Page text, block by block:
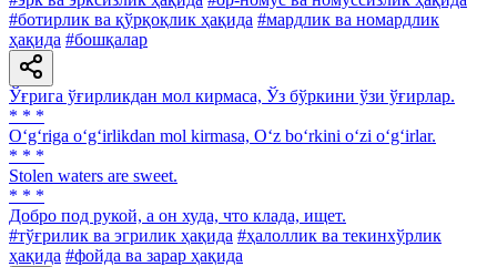
#ботирлик ва қўрқоқлик ҳақида #мардлик ва номардлик
ҳақида #бошқалар
Ўғрига ўғирликдан мол кирмаса, Ўз бўркини ўзи ўғирлар.
* * *
O‘g‘riga o‘g‘irlikdan mol kirmasa, O‘z bo‘rkini o‘zi o‘g‘irlar.
* * *
Stolen waters are sweet.
* * *
Добро под рукой, а он худа, что клада, ищет.
#тўғрилик ва эгрилик ҳақида #ҳалоллик ва текинхўрлик
ҳақида #фойда ва зарар ҳақида